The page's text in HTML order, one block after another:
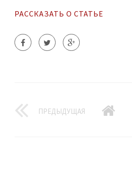
РАССКАЗАТЬ О СТАТЬЕ
ПРЕДЫДУЩАЯ